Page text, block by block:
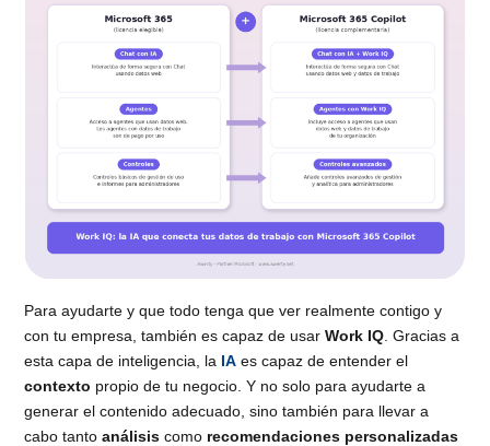
Para ayudarte y que todo tenga que ver realmente contigo y
con tu empresa, también es capaz de usarWork IQ . Gracias a
esta capa de inteligencia, la IA es capaz de entender el
contexto propio de tu negocio. Y no solo para ayudarte a
generar el contenido adecuado, sino también para llevar a
cabo tantoanálisis como recomendaciones personalizadas